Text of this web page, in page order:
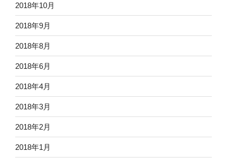
2018年10月
2018年9月
2018年8月
2018年6月
2018年4月
2018年3月
2018年2月
2018年1月